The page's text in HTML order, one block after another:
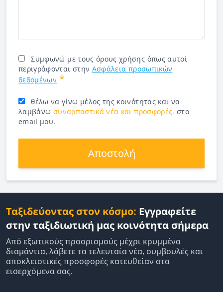
Συμφωνώ με τους όρους χρήσης όπως αυτοί
περιγράφονται στην Ασφάλεια προσωπικών
δεδομένων *
θέλω να γίνω μέλος της κοινότητας και να
λαμβάνω συναρπαστικά νέα και προσφορές. στο
email μου.
Αποστολή
Ταξιδεύοντας στον κόσμο: Εγγραφείτε
στην ταξιδιωτική μας κοινότητα σήμερα
Από εξωτικούς προορισμούς μέχρι κρυμμένα
διαμάντια, λάβετε τα τελευταία νέα, συμβουλές και
αποκλειστικές προσφορές κατευθείαν στα
εισερχόμενα σας.